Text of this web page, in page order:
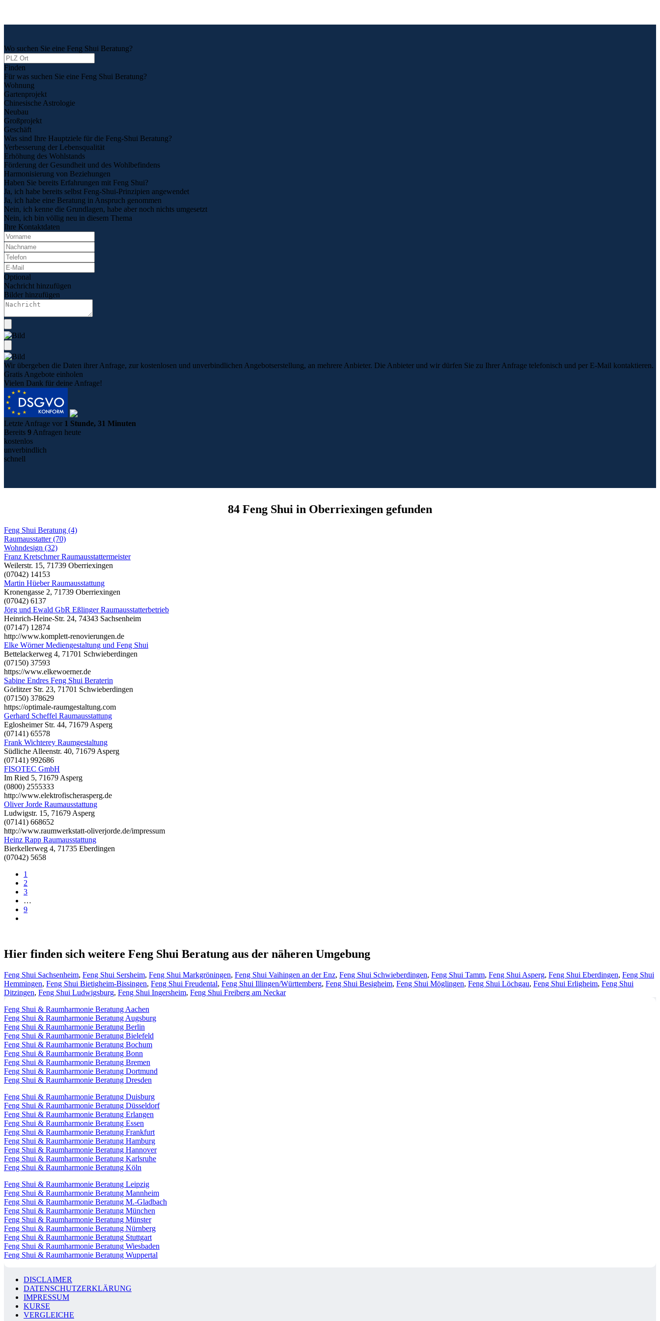
Wo suchen Sie eine Feng Shui Beratung?
Finden
Für was suchen Sie eine Feng Shui Beratung?
Wohnung
Gartenprojekt
Chinesische Astrologie
Neubau
Großprojekt
Geschäft
Was sind Ihre Hauptziele für die Feng-Shui Beratung?
Verbesserung der Lebensqualität
Erhöhung des Wohlstands
Förderung der Gesundheit und des Wohlbefindens
Harmonisierung von Beziehungen
Haben Sie bereits Erfahrungen mit Feng Shui?
Ja, ich habe bereits selbst Feng-Shui-Prinzipien angewendet
Ja, ich habe eine Beratung in Anspruch genommen
Nein, ich kenne die Grundlagen, habe aber noch nichts umgesetzt
Nein, ich bin völlig neu in diesem Thema
Ihre Kontaktdaten
Optional
Nachricht hinzufügen
Bilder hinzufügen
Wir übergeben die Daten ihrer Anfrage, zur kostenlosen und unverbindlichen Angebotserstellung, an mehrere Anbieter. Die Anbieter und wir dürfen Sie zu Ihrer Anfrage telefonisch und per E-Mail kontaktieren.
Gratis Angebote einholen
Vielen Dank für deine Anfrage!
Letzte Anfrage vor 1 Stunde, 31 Minuten
Bereits 9 Anfragen heute
kostenlos
unverbindlich
schnell
84 Feng Shui in Oberriexingen gefunden
Feng Shui Beratung (4)
Raumausstatter (70)
Wohndesign (32)
Franz Kretschmer Raumausstattermeister
Weilerstr. 15, 71739 Oberriexingen
(07042) 14153
Martin Hüeber Raumausstattung
Kronengasse 2, 71739 Oberriexingen
(07042) 6137
Jörg und Ewald GbR Eßlinger Raumausstatterbetrieb
Heinrich-Heine-Str. 24, 74343 Sachsenheim
(07147) 12874
http://www.komplett-renovierungen.de
Elke Wörner Mediengestaltung und Feng Shui
Bettelackerweg 4, 71701 Schwieberdingen
(07150) 37593
https://www.elkewoerner.de
Sabine Endres Feng Shui Beraterin
Görlitzer Str. 23, 71701 Schwieberdingen
(07150) 378629
https://optimale-raumgestaltung.com
Gerhard Scheffel Raumausstattung
Eglosheimer Str. 44, 71679 Asperg
(07141) 65578
Frank Wichterey Raumgestaltung
Südliche Alleenstr. 40, 71679 Asperg
(07141) 992686
FISOTEC GmbH
Im Ried 5, 71679 Asperg
(0800) 2555333
http://www.elektrofischerasperg.de
Oliver Jorde Raumausstattung
Ludwigstr. 15, 71679 Asperg
(07141) 668652
http://www.raumwerkstatt-oliverjorde.de/impressum
Heinz Rapp Raumausstattung
Bierkellerweg 4, 71735 Eberdingen
(07042) 5658
1
2
3
…
9
Hier finden sich weitere Feng Shui Beratung aus der näheren Umgebung
Feng Shui Sachsenheim, Feng Shui Sersheim, Feng Shui Markgröningen, Feng Shui Vaihingen an der Enz, Feng Shui Schwieberdingen, Feng Shui Tamm, Feng Shui Asperg, Feng Shui Eberdingen, Feng Shui
Hemmingen, Feng Shui Bietigheim-Bissingen, Feng Shui Freudental, Feng Shui Illingen/Württemberg, Feng Shui Besigheim, Feng Shui Möglingen, Feng Shui Löchgau, Feng Shui Erligheim, Feng Shui
Ditzingen, Feng Shui Ludwigsburg, Feng Shui Ingersheim, Feng Shui Freiberg am Neckar
Feng Shui & Raumharmonie Beratung Aachen
Feng Shui & Raumharmonie Beratung Augsburg
Feng Shui & Raumharmonie Beratung Berlin
Feng Shui & Raumharmonie Beratung Bielefeld
Feng Shui & Raumharmonie Beratung Bochum
Feng Shui & Raumharmonie Beratung Bonn
Feng Shui & Raumharmonie Beratung Bremen
Feng Shui & Raumharmonie Beratung Dortmund
Feng Shui & Raumharmonie Beratung Dresden
Feng Shui & Raumharmonie Beratung Duisburg
Feng Shui & Raumharmonie Beratung Düsseldorf
Feng Shui & Raumharmonie Beratung Erlangen
Feng Shui & Raumharmonie Beratung Essen
Feng Shui & Raumharmonie Beratung Frankfurt
Feng Shui & Raumharmonie Beratung Hamburg
Feng Shui & Raumharmonie Beratung Hannover
Feng Shui & Raumharmonie Beratung Karlsruhe
Feng Shui & Raumharmonie Beratung Köln
Feng Shui & Raumharmonie Beratung Leipzig
Feng Shui & Raumharmonie Beratung Mannheim
Feng Shui & Raumharmonie Beratung M.-Gladbach
Feng Shui & Raumharmonie Beratung München
Feng Shui & Raumharmonie Beratung Münster
Feng Shui & Raumharmonie Beratung Nürnberg
Feng Shui & Raumharmonie Beratung Stuttgart
Feng Shui & Raumharmonie Beratung Wiesbaden
Feng Shui & Raumharmonie Beratung Wuppertal
DISCLAIMER
DATENSCHUTZERKLÄRUNG
IMPRESSUM
KURSE
VERGLEICHE